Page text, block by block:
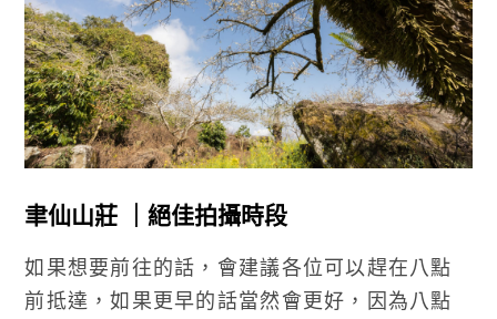
聿仙山莊 ｜絕佳拍攝時段
如果想要前往的話，會建議各位可以趕在八點
前抵達，如果更早的話當然會更好，因為八點